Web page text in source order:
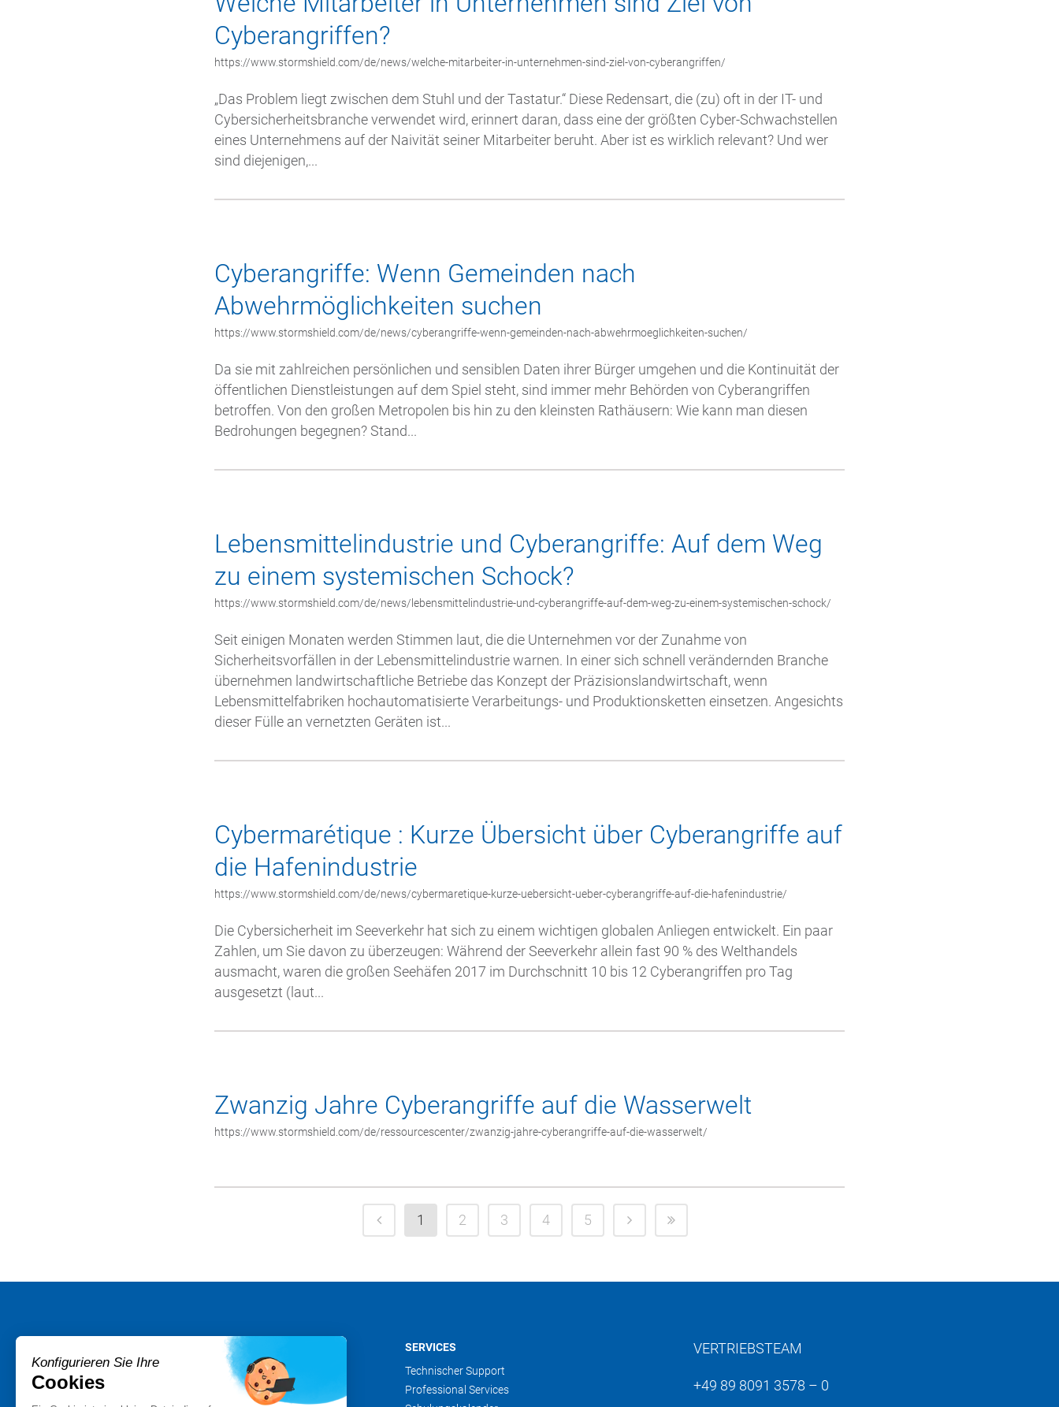
Cyberangriffen?
https://www.stormshield.com/de/news/welche-mitarbeiter-in-unternehmen-sind-ziel-von-cyberangriffen/
„Das Problem liegt zwischen dem Stuhl und der Tastatur.“ Diese Redensart, die (zu) oft in der IT- und
Cybersicherheitsbranche verwendet wird, erinnert daran, dass eine der größten Cyber-Schwachstellen
eines Unternehmens auf der Naivität seiner Mitarbeiter beruht. Aber ist es wirklich relevant? Und wer
sind diejenigen,...
Cyberangriffe: Wenn Gemeinden nach
Abwehrmöglichkeiten suchen
https://www.stormshield.com/de/news/cyberangriffe-wenn-gemeinden-nach-abwehrmoeglichkeiten-suchen/
Da sie mit zahlreichen persönlichen und sensiblen Daten ihrer Bürger umgehen und die Kontinuität der
öffentlichen Dienstleistungen auf dem Spiel steht, sind immer mehr Behörden von Cyberangriffen
betroffen. Von den großen Metropolen bis hin zu den kleinsten Rathäusern: Wie kann man diesen
Bedrohungen begegnen? Stand...
Lebensmittelindustrie und Cyberangriffe: Auf dem Weg
zu einem systemischen Schock?
https://www.stormshield.com/de/news/lebensmittelindustrie-und-cyberangriffe-auf-dem-weg-zu-einem-systemischen-schock/
Seit einigen Monaten werden Stimmen laut, die die Unternehmen vor der Zunahme von
Sicherheitsvorfällen in der Lebensmittelindustrie warnen. In einer sich schnell verändernden Branche
übernehmen landwirtschaftliche Betriebe das Konzept der Präzisionslandwirtschaft, wenn
Lebensmittelfabriken hochautomatisierte Verarbeitungs- und Produktionsketten einsetzen. Angesichts
dieser Fülle an vernetzten Geräten ist...
Cybermarétique : Kurze Übersicht über Cyberangriffe auf
die Hafenindustrie
https://www.stormshield.com/de/news/cybermaretique-kurze-uebersicht-ueber-cyberangriffe-auf-die-hafenindustrie/
Die Cybersicherheit im Seeverkehr hat sich zu einem wichtigen globalen Anliegen entwickelt. Ein paar
Zahlen, um Sie davon zu überzeugen: Während der Seeverkehr allein fast 90 % des Welthandels
ausmacht, waren die großen Seehäfen 2017 im Durchschnitt 10 bis 12 Cyberangriffen pro Tag
ausgesetzt (laut...
Zwanzig Jahre Cyberangriffe auf die Wasserwelt
https://www.stormshield.com/de/ressourcescenter/zwanzig-jahre-cyberangriffe-auf-die-wasserwelt/
1 2 3 4 5
Stormshield XDR
Stormshield Network Security
SERVICES
Technischer Support
Professional Services
VERTRIEBSTEAM
+49 89 8091 3578 – 0
Konfigurieren Sie Ihre
Cookies